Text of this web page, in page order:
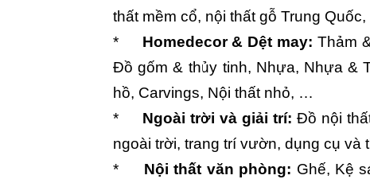
thất mềm cổ, nội thất gỗ Trung Quốc,
*
Homedecor & Dệt may:Thảm
Đồ gốm & thủy tinh, Nhựa, Nhựa &
hồ, Carvings, Nội thất nhỏ, …
*
Ngoài trời và giải trí: Đồ nội
ngoài trời, trang trí vườn, dụng cụ và
*
Nội thất văn phòng: Ghế, Kệ